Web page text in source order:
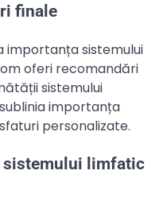
finale
importanța sistemului
oferi recomandări
sistemului
importanța
personalizate.
sistemului limfatic